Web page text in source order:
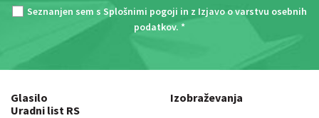
Seznanjen sem s Splošnimi pogoji in z Izjavo o varstvu osebnih
podatkov. *
Glasilo
Uradni list RS
Izobraževanja